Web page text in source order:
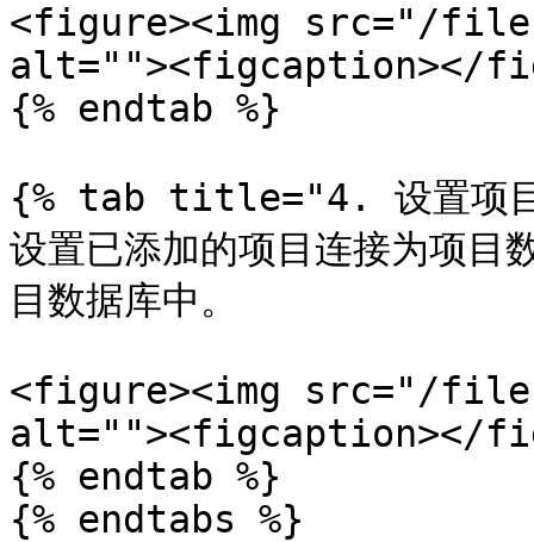
<figure><img src="/files/
alt=""><figcaption></
{% endtab %}
{% tab title="4. 设置项
设置已添加的项目连接为项目
目数据库中。
<figure><img src="/
alt=""><figcaption></
{% endtab %}
{% endtabs %}